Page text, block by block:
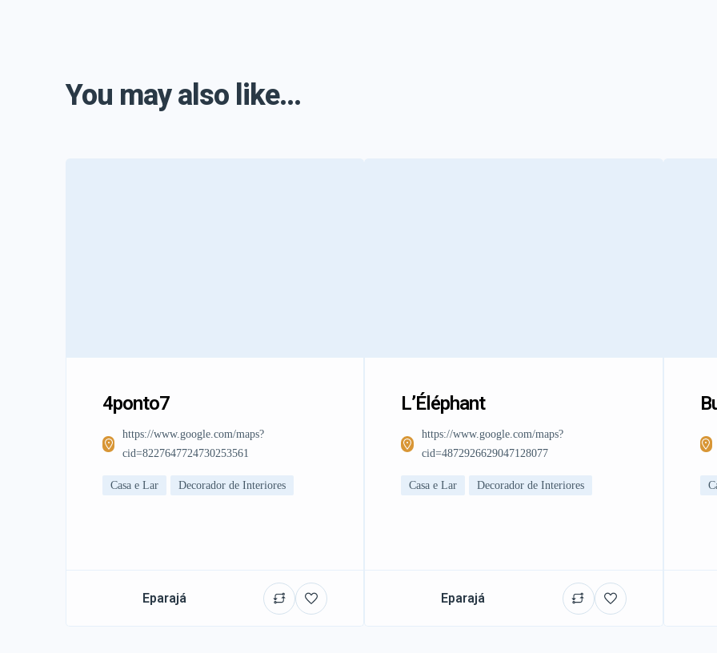
You may also like...
4ponto7
https://www.google.com/maps?
cid=8227647724730253561
Casa e Lar Decorador de Interiores
Eparajá
L’Éléphant
https://www.google.com/maps?
cid=4872926629047128077
Casa e Lar Decorador de Interiores
Eparajá